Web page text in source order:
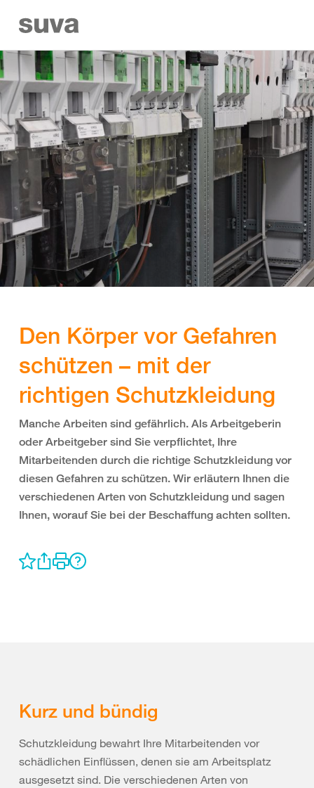
Den Körper vor Gefahren
schützen – mit der
richtigen Schutzkleidung
Manche Arbeiten sind gefährlich. Als Arbeitgeberin
oder Arbeitgeber sind Sie verpflichtet, Ihre
Mitarbeitenden durch die richtige Schutzkleidung vor
diesen Gefahren zu schützen. Wir erläutern Ihnen die
verschiedenen Arten von Schutzkleidung und sagen
Ihnen, worauf Sie bei der Beschaffung achten sollten.
Kurz und bündig
Schutzkleidung bewahrt Ihre Mitarbeitenden vor
schädlichen Einflüssen, denen sie am Arbeitsplatz
ausgesetzt sind. Die verschiedenen Arten von